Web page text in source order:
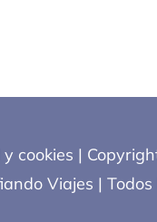
cookies |
Viajes |